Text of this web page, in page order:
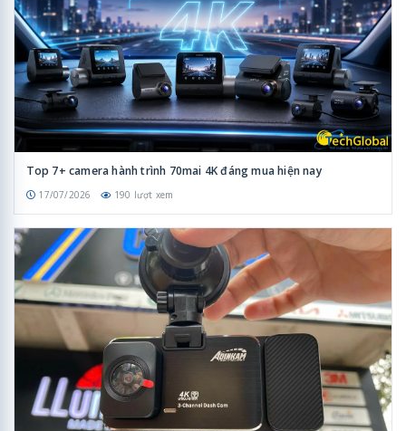
Top 7+ camera hành trình 70mai 4K đáng mua hiện nay
17/07/2026 190 lượt xem